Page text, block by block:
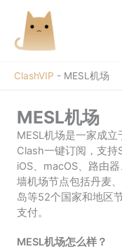
ClashVIP - MESL机场
MESL机场
MESL机场是一家成
Clash一键订阅，支持
iOS、macOS、路由
墙机场节点包括丹麦
岛等52个国家和地区
支付。
MESL机场怎么样？